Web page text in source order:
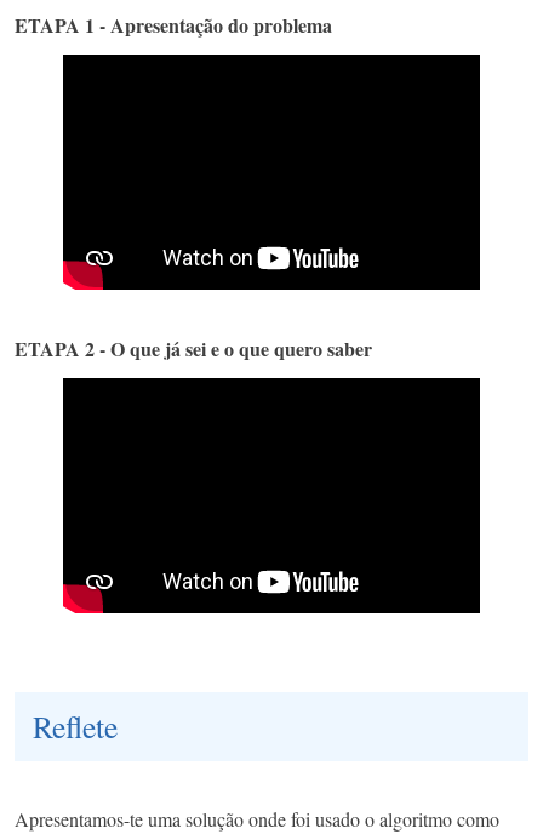
ETAPA 1 - Apresentação do problema
ETAPA 2 - O que já sei e o que quero saber
Reflete
Apresentamos-te uma solução onde foi usado o algoritmo como